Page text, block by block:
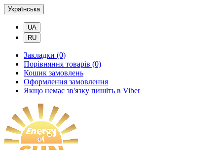
Українська
UA
RU
Закладки (0)
Порівняння товарів (0)
Кошик замовлень
Оформлення замовлення
Якщо немає зв'язку пишіть в Viber